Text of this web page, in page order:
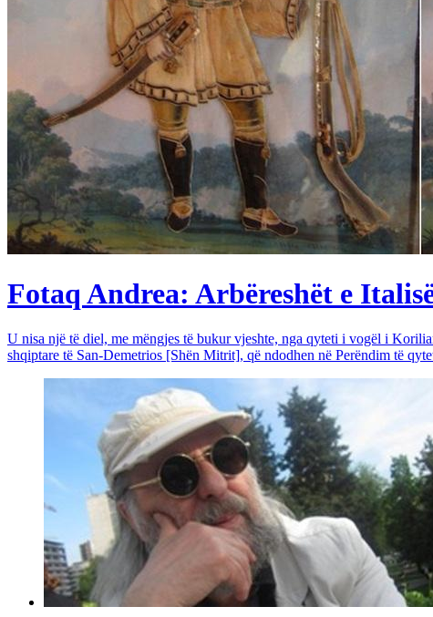
Fotaq Andrea: Arbëreshët e
U nisa një të diel, me mëngjes të bukur vjeshte, nga qyteti i vogël i
shqiptare të San-Demetrios [Shën Mitrit], që ndodhen në Perëndim të